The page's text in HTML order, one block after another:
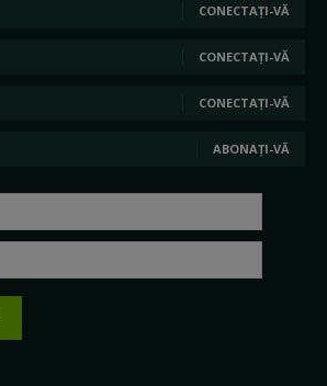
CONECTAȚI-VĂ
CONECTAȚI-VĂ
CONECTAȚI-VĂ
ABONAȚI-VĂ